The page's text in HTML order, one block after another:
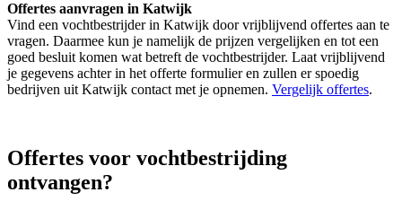
Offertes aanvragen in Katwijk
Vind een vochtbestrijder in Katwijk door vrijblijvend offertes aan te
vragen. Daarmee kun je namelijk de prijzen vergelijken en tot een
goed besluit komen wat betreft de vochtbestrijder. Laat vrijblijvend
je gegevens achter in het offerte formulier en zullen er spoedig
bedrijven uit Katwijk contact met je opnemen. Vergelijk offertes.
Offertes voor vochtbestrijding
ontvangen?